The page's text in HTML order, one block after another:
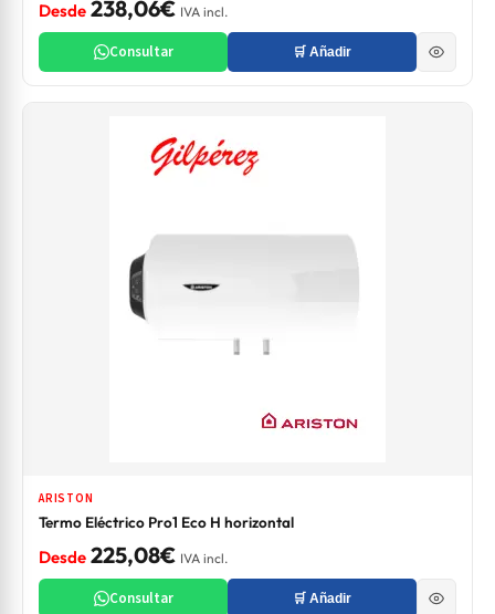
Desde 238,06€ IVA incl.
Consultar 🛒 Añadir
ARISTON
Termo Eléctrico Pro1 Eco H horizontal
Desde 225,08€ IVA incl.
Consultar 🛒 Añadir